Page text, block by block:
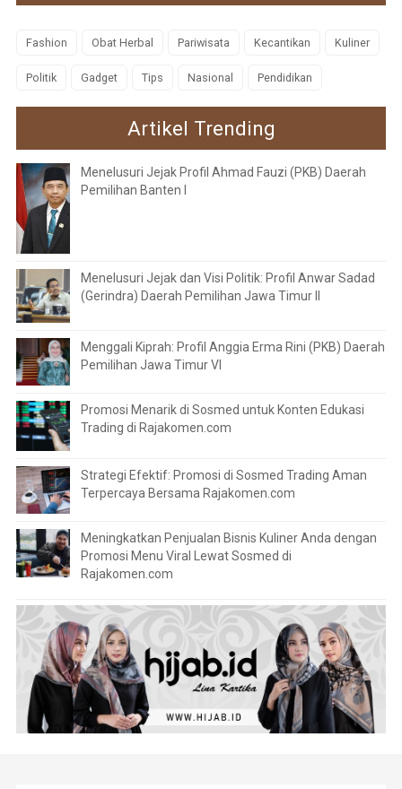
Fashion Obat Herbal Pariwisata Kecantikan Kuliner
Politik Gadget Tips Nasional Pendidikan
Artikel Trending
Menelusuri Jejak Profil Ahmad Fauzi (PKB) Daerah
Pemilihan Banten I
Menelusuri Jejak dan Visi Politik: Profil Anwar Sadad
(Gerindra) Daerah Pemilihan Jawa Timur II
Menggali Kiprah: Profil Anggia Erma Rini (PKB) Daerah
Pemilihan Jawa Timur VI
Promosi Menarik di Sosmed untuk Konten Edukasi
Trading di Rajakomen.com
Strategi Efektif: Promosi di Sosmed Trading Aman
Terpercaya Bersama Rajakomen.com
Meningkatkan Penjualan Bisnis Kuliner Anda dengan
Promosi Menu Viral Lewat Sosmed di
Rajakomen.com